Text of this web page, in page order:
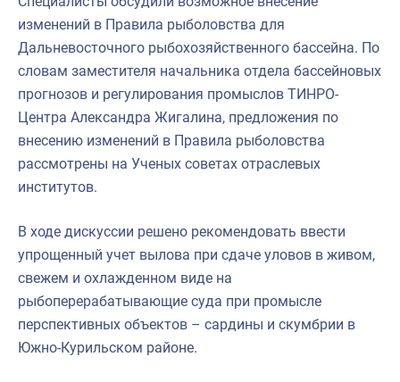
изменений в Правила рыболовства для
Дальневосточного рыбохозяйственного бассейна. По
словам заместителя начальника отдела бассейновых
прогнозов и регулирования промыслов ТИНРО-
Центра Александра Жигалина, предложения по
внесению изменений в Правила рыболовства
рассмотрены на Ученых советах отраслевых
институтов.
В ходе дискуссии решено рекомендовать ввести
упрощенный учет вылова при сдаче уловов в живом,
свежем и охлажденном виде на
рыбоперерабатывающие суда при промысле
перспективных объектов – сардины и скумбрии в
Южно-Курильском районе.